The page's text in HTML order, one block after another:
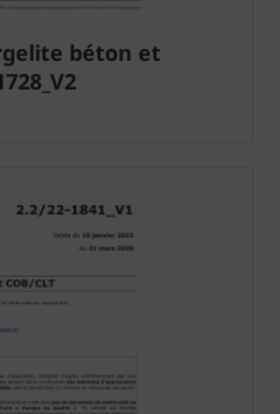
béton et